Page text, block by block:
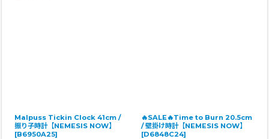
Malpuss Tickin Clock 41cm /
振り子時計【NEMESIS NOW】
[B6950A25]
🔥SALE🔥Time to Burn 20.5cm
/ 壁掛け時計【NEMESIS NOW】
[D6848C24]